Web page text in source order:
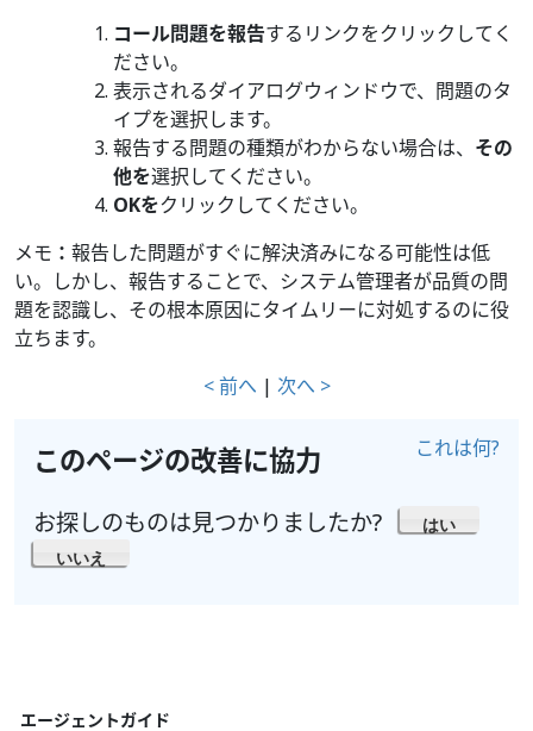
コール問題を報告するリンクをクリックしてく
ださい。
表示されるダイアログウィンドウで、問題のタ
イプを選択します。
報告する問題の種類がわからない場合は、 その
他を選択してください。
OKをクリックしてください。
メモ ： 報告した問題がすぐに解決済みになる可能性は低
い。しかし、報告することで、システム管理者が品質の問
題を認識し、その根本原因にタイムリーに対処するのに役
立ちます。
< 前へ | 次へ >
このページの改善に協力 これは何?
お探しのものは見つかりましたか?
はい
いいえ
エージェントガイド